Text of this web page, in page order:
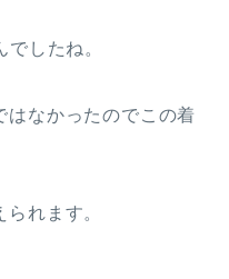
したね。
はなかったのでこの着
れます。